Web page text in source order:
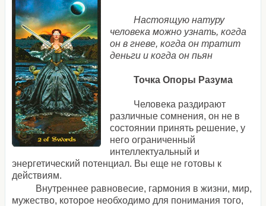
Настоящую натуру
человека можно узнать, когда
он в гневе, когда он тратит
деньги и когда он пьян
Точка Опоры Разума
Человека раздирают
различные сомнения, он не в
состоянии принять решение, у
него ограниченный
интеллектуальный и
энергетический потенциал. Вы еще не готовы к
действиям.
Внутреннее равновесие, гармония в жизни, мир,
мужество, которое необходимо для понимания того,